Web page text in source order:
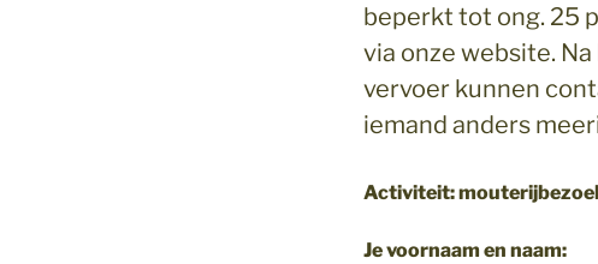
beperkt tot ong. 25
via onze website.
vervoer kunnen
iemand anders
Activiteit:
Je voornaam en naam: